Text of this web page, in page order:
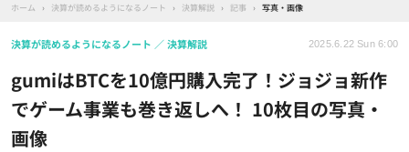
ホーム › 決算が読めるようになるノート › 決算解説 › 記事 › 写真・画像
gumiはBTCを10億円購入完了！ジョジョ新作
でゲーム事業も巻き返しへ！ 10枚目の写真・
画像
決算が読めるようになるノート 決算解説 2025.6.22 Sun 6:00